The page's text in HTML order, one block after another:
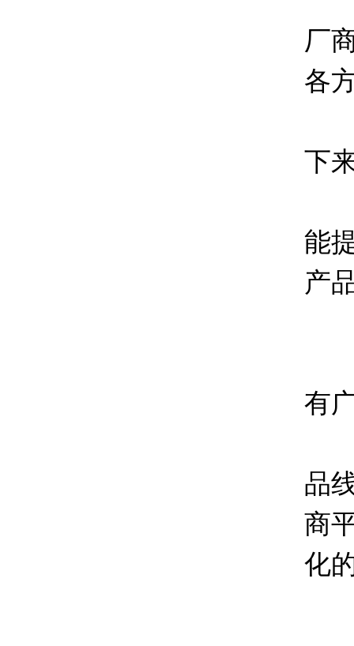
厂
各
下
能
产
有
品
商
化